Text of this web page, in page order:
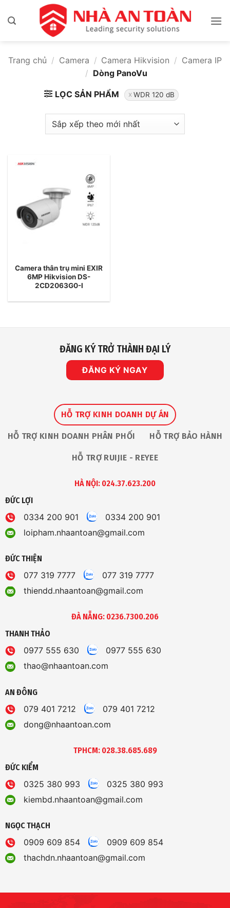
qua
Trang chủ / Camera / Camera Hikvision / Camera IP
/ Dòng PanoVu
LỌC SẢN PHẨM WDR 120 dB
Camera thân trụ mini EXIR
6MP Hikvision DS-
2CD2063G0-I
ĐĂNG KÝ TRỞ THÀNH ĐẠI LÝ
ĐĂNG KÝ NGAY
HỖ TRỢ KINH DOANH DỰ ÁN
HỖ TRỢ KINH DOANH PHÂN PHỐI HỖ TRỢ BẢO HÀNH
HỖ TRỢ RUIJIE - REYEE
HÀ NỘI: 024.37.623.200
ĐỨC LỢI
0334 200 901
0334 200 901
loipham.nhaantoan@gmail.com
ĐỨC THIỆN
077 319 7777
077 319 7777
thiendd.nhaantoan@gmail.com
ĐÀ NẴNG: 0236.7300.206
THANH THẢO
0977 555 630
0977 555 630
thao@nhaantoan.com
AN ĐÔNG
079 401 7212
079 401 7212
dong@nhaantoan.com
TPHCM: 028.38.685.689
ĐỨC KIỂM
0325 380 993
0325 380 993
kiembd.nhaantoan@gmail.com
NGỌC THẠCH
0909 609 854
0909 609 854
thachdn.nhaantoan@gmail.com